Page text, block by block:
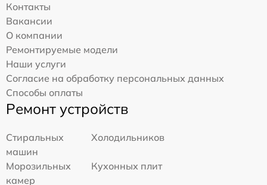
Контакты
Вакансии
О компании
Ремонтируемые модели
Наши услуги
Согласие на обработку персональных данных
Способы оплаты
Ремонт устройств
Стиральных
машин
Холодильников
Морозильных
камер
Кухонных плит